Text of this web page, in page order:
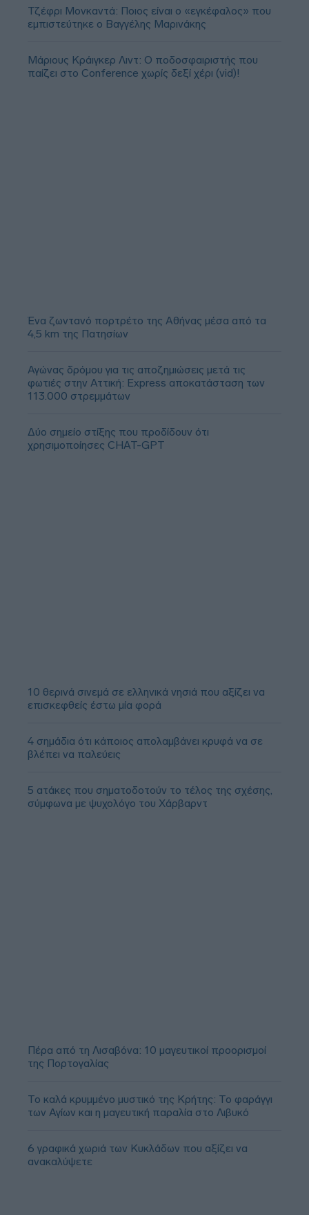
Τζέφρι Μονκαντά: Ποιος είναι ο «εγκέφαλος» που
εμπιστεύτηκε ο Βαγγέλης Μαρινάκης
Μάριους Κράιγκερ Λιντ: Ο ποδοσφαιριστής που
παίζει στο Conference χωρίς δεξί χέρι (vid)!
Ένα ζωντανό πορτρέτο της Αθήνας μέσα από τα
4,5 km της Πατησίων
Αγώνας δρόμου για τις αποζημιώσεις μετά τις
φωτιές στην Αττική: Express αποκατάσταση των
113.000 στρεμμάτων
Δύο σημείο στίξης που προδίδουν ότι
χρησιμοποίησες CHAT-GPT
10 θερινά σινεμά σε ελληνικά νησιά που αξίζει να
επισκεφθείς έστω μία φορά
4 σημάδια ότι κάποιος απολαμβάνει κρυφά να σε
βλέπει να παλεύεις
5 ατάκες που σηματοδοτούν το τέλος της σχέσης,
σύμφωνα με ψυχολόγο του Χάρβαρντ
Πέρα από τη Λισαβόνα: 10 μαγευτικοί προορισμοί
της Πορτογαλίας
Το καλά κρυμμένο μυστικό της Κρήτης: Το φαράγγι
των Αγίων και η μαγευτική παραλία στο Λιβυκό
6 γραφικά χωριά των Κυκλάδων που αξίζει να
ανακαλύψετε